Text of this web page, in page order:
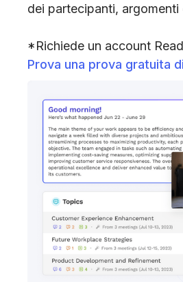
dei partecipanti, argomenti
*Richiede un account
Prova una prova gratuita